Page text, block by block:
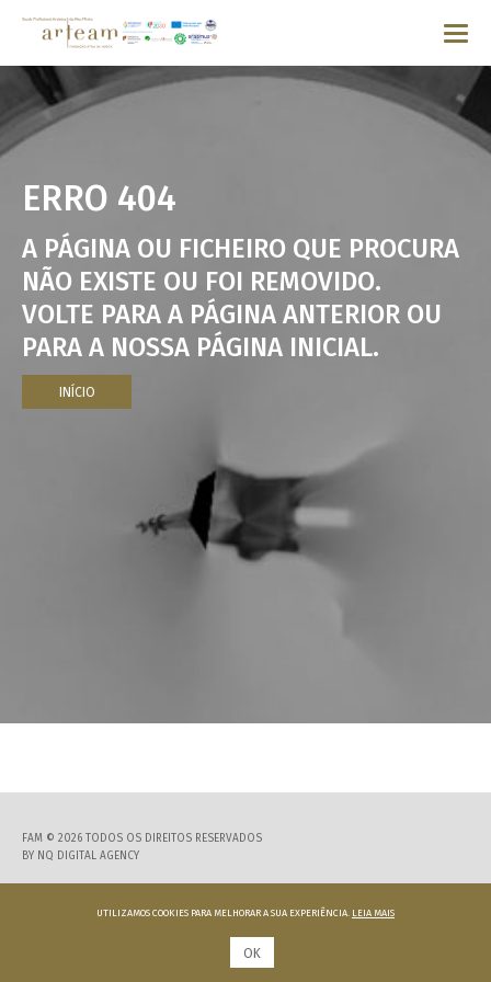
ERRO 404
A PÁGINA OU FICHEIRO QUE PROCURA
NÃO EXISTE OU FOI REMOVIDO.
VOLTE PARA A PÁGINA ANTERIOR OU
PARA A NOSSA PÁGINA INICIAL.
INÍCIO
FAM © 2026 TODOS OS DIREITOS RESERVADOS
BY NQ DIGITAL AGENCY
UTILIZAMOS COOKIES PARA MELHORAR A SUA EXPERIÊNCIA. LEIA MAIS
OK